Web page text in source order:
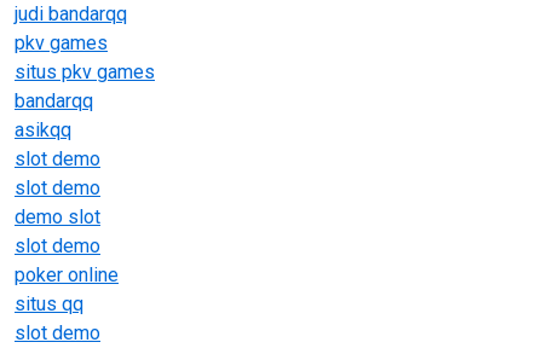
judi bandarqq
pkv games
situs pkv games
bandarqq
asikqq
slot demo
slot demo
demo slot
slot demo
poker online
situs qq
slot demo